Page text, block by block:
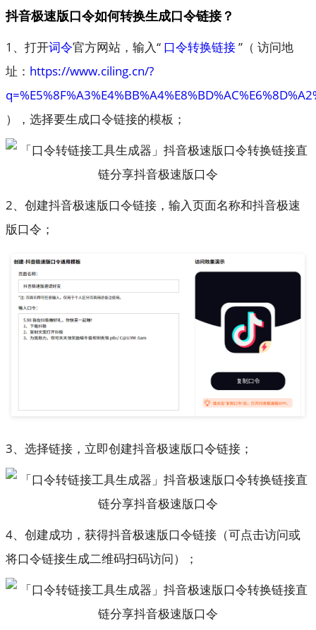
抖音极速版口令如何转换生成口令链接？
1、打开词令官方网站，输入“ 口令转换链接”（ 访问地
址： https://www.ciling.cn/?
），选择要生成口令链接的模板；
2、创建抖音极速版口令链接，输入页面名称和抖音极速
版口令；
3、选择链接，立即创建抖音极速版口令链接；
4、创建成功，获得抖音极速版口令链接（可点击访问或
将口令链接生成二维码扫码访问）；